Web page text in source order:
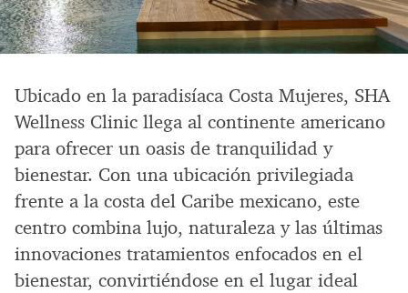
Ubicado en la paradisíaca Costa Mujeres, SHA
Wellness Clinic llega al continente americano
para ofrecer un oasis de tranquilidad y
bienestar. Con una ubicación privilegiada
frente a la costa del Caribe mexicano, este
centro combina lujo, naturaleza y las últimas
innovaciones tratamientos enfocados en el
bienestar, convirtiéndose en el lugar ideal